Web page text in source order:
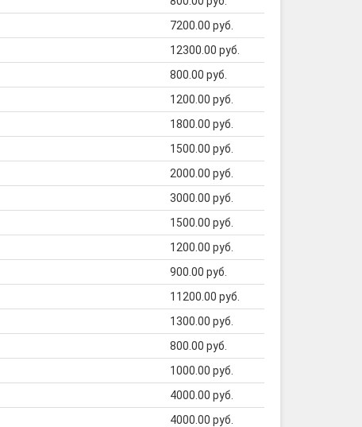
7200.00 руб.
12300.00 руб.
800.00 руб.
1200.00 руб.
1800.00 руб.
1500.00 руб.
2000.00 руб.
3000.00 руб.
1500.00 руб.
1200.00 руб.
900.00 руб.
11200.00 руб.
1300.00 руб.
800.00 руб.
1000.00 руб.
4000.00 руб.
4000.00 руб.